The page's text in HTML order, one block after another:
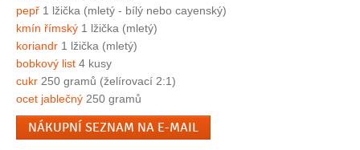
pepř 1 lžička (mletý - bílý nebo cayenský)
kmín římský 1 lžička (mletý)
koriandr 1 lžička (mletý)
bobkový list 4 kusy
cukr 250 gramů (želírovací 2:1)
ocet jablečný 250 gramů
NÁKUPNÍ SEZNAM NA E-MAIL